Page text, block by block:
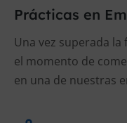
Prácticas en
Una vez superada
el momento de
en una de nuestras